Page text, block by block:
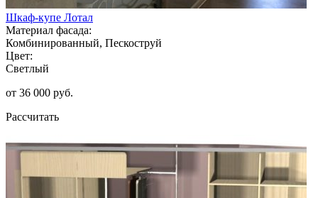
Шкаф-купе Лотал
Материал фасада:
Комбинированный, Пескоструй
Цвет:
Светлый
от 36 000 руб.
Рассчитать